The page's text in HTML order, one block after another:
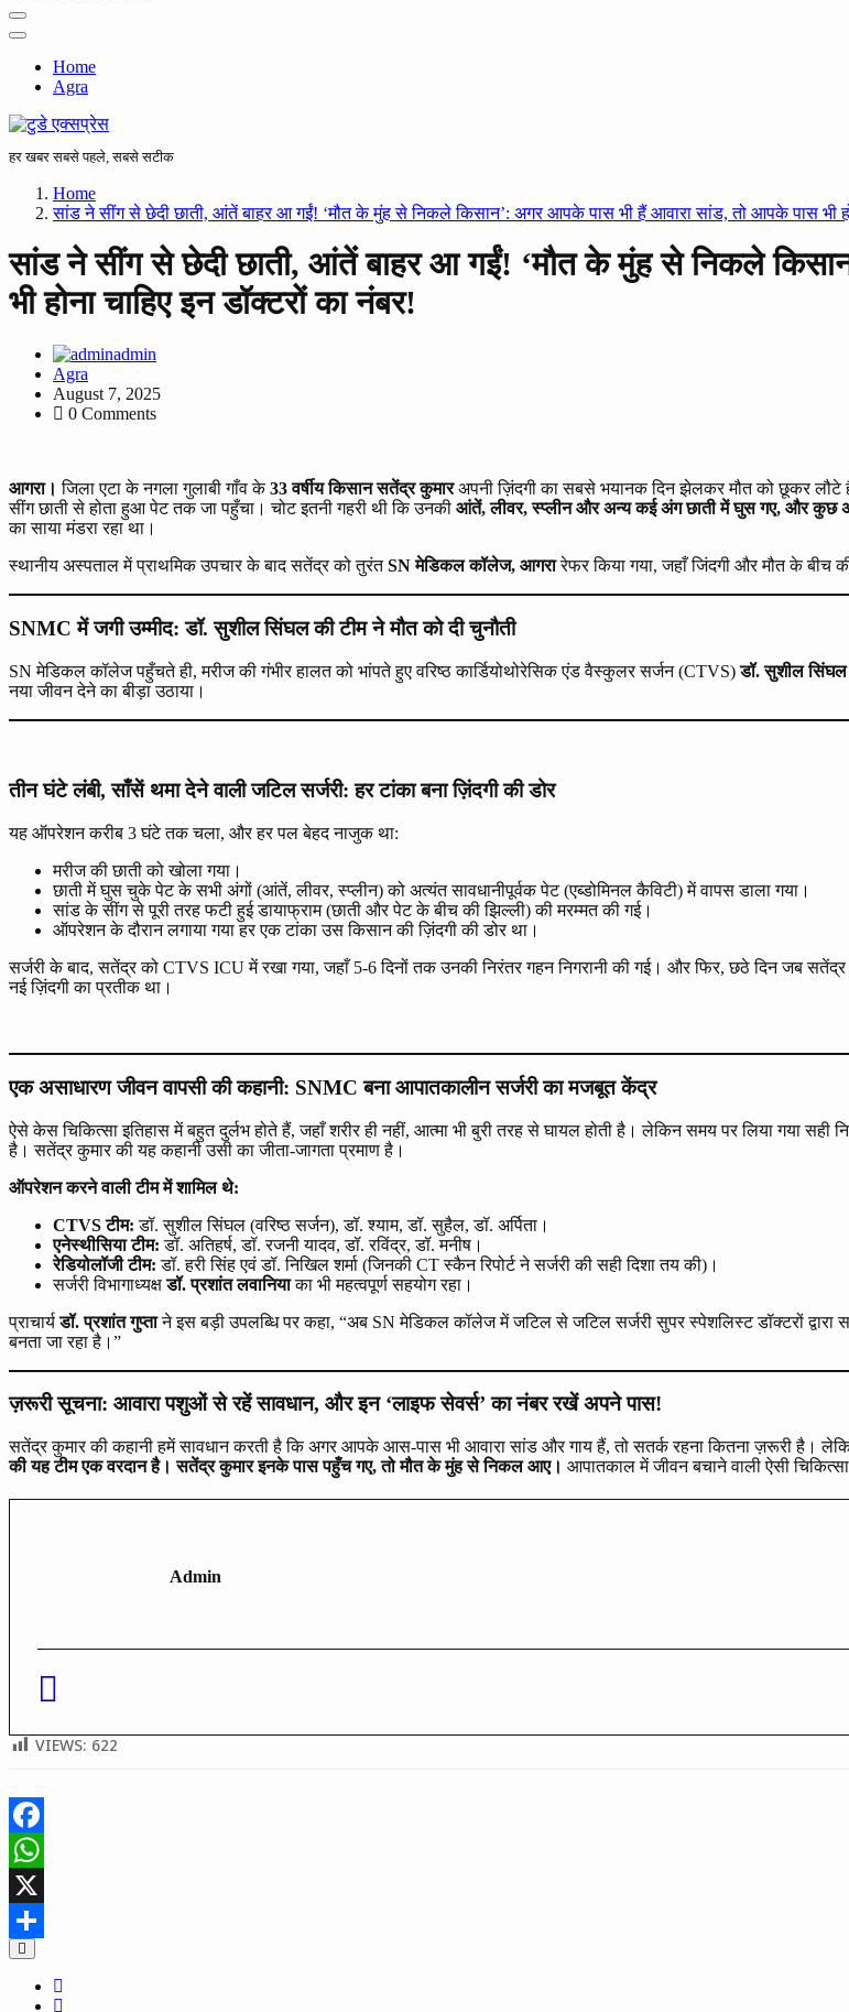
Home
Agra
हर खबर सबसे पहले, सबसे सटीक
Home
सांड ने सींग से छेदी छाती, आंतें बाहर आ गईं! ‘मौत के मुंह से निकले किसान’: अगर आपके पास भी हैं आवारा सांड, तो आपके पास भी
सांड ने सींग से छेदी छाती, आंतें बाहर आ गईं! ‘मौत के मुंह से निकले
भी होना चाहिए इन डॉक्टरों का नंबर!
admin
Agra
August 7, 2025
0 Comments
आगरा। जिला एटा के नगला गुलाबी गाँव के33 वर्षीय किसान सतेंद्र कुमारअपनी ज़िंदगी का सबसे भयानक दिन झेलकर मौत को छूकर
सींग छाती से होता हुआ पेट तक जा पहुँचा। चोट इतनी गहरी थी कि उनकी आंतें, लीवर, स्प्लीन और अन्य कई अंग छाती में घुस गए, और कुछ
का साया मंडरा रहा था।
स्थानीय अस्पताल में प्राथमिक उपचार के बाद सतेंद्र को तुरंतSN मेडिकल कॉलेज, आगरारेफर किया गया, जहाँ जिंदगी और मौत के बीच
SNMC में जगी उम्मीद: डॉ. सुशील सिंघल की टीम ने मौत को दी चुनौती
SN मेडिकल कॉलेज पहुँचते ही, मरीज की गंभीर हालत को भांपते हुए वरिष्ठ कार्डियोथोरेसिक एंड वैस्कुलर सर्जन (CTVS)डॉ. सुशील सिंघल
नया जीवन देने का बीड़ा उठाया।
तीन घंटे लंबी, साँसें थमा देने वाली जटिल सर्जरी: हर टांका बना ज़िंदगी की डोर
यह ऑपरेशन करीब 3 घंटे तक चला, और हर पल बेहद नाजुक था:
मरीज की छाती को खोला गया।
छाती में घुस चुके पेट के सभी अंगों (आंतें, लीवर, स्प्लीन) को अत्यंत सावधानीपूर्वक पेट (एब्डोमिनल कैविटी) में वापस डाला गया।
सांड के सींग से पूरी तरह फटी हुई डायाफ्राम (छाती और पेट के बीच की झिल्ली) की मरम्मत की गई।
ऑपरेशन के दौरान लगाया गया हर एक टांका उस किसान की ज़िंदगी की डोर था।
सर्जरी के बाद, सतेंद्र को CTVS ICU में रखा गया, जहाँ 5-6 दिनों तक उनकी निरंतर गहन निगरानी की गई। और फिर, छठे दिन जब
नई ज़िंदगी का प्रतीक था।
एक असाधारण जीवन वापसी की कहानी: SNMC बना आपातकालीन सर्जरी का मजबूत केंद्र
ऐसे केस चिकित्सा इतिहास में बहुत दुर्लभ होते हैं, जहाँ शरीर ही नहीं, आत्मा भी बुरी तरह से घायल होती है। लेकिन समय पर लिया गया सही
है। सतेंद्र कुमार की यह कहानी उसी का जीता-जागता प्रमाण है।
ऑपरेशन करने वाली टीम में शामिल थे:
CTVS टीम: डॉ. सुशील सिंघल (वरिष्ठ सर्जन), डॉ. श्याम, डॉ. सुहैल, डॉ. अर्पिता।
एनेस्थीसिया टीम: डॉ. अतिहर्ष, डॉ. रजनी यादव, डॉ. रविंद्र, डॉ. मनीष।
रेडियोलॉजी टीम: डॉ. हरी सिंह एवं डॉ. निखिल शर्मा (जिनकी CT स्कैन रिपोर्ट ने सर्जरी की सही दिशा तय की)।
सर्जरी विभागाध्यक्षडॉ. प्रशांत लवानियाका भी महत्वपूर्ण सहयोग रहा।
प्राचार्यडॉ. प्रशांत गुप्ताने इस बड़ी उपलब्धि पर कहा, “अब SN मेडिकल कॉलेज में जटिल से जटिल सर्जरी सुपर स्पेशलिस्ट डॉक्टरों
बनता जा रहा है।”
ज़रूरी सूचना: आवारा पशुओं से रहें सावधान, और इन ‘लाइफ सेवर्स’ का नंबर रखें अपने पास!
सतेंद्र कुमार की कहानी हमें सावधान करती है कि अगर आपके आस-पास भी आवारा सांड और गाय हैं, तो सतर्क रहना कितना ज़रूरी है।
की यह टीम एक वरदान है। सतेंद्र कुमार इनके पास पहुँच गए, तो मौत के मुंह से निकल आए। आपातकाल में जीवन बचाने वाली ऐसी
Admin
VIEWS: 622
Facebook
WhatsApp
X
Share